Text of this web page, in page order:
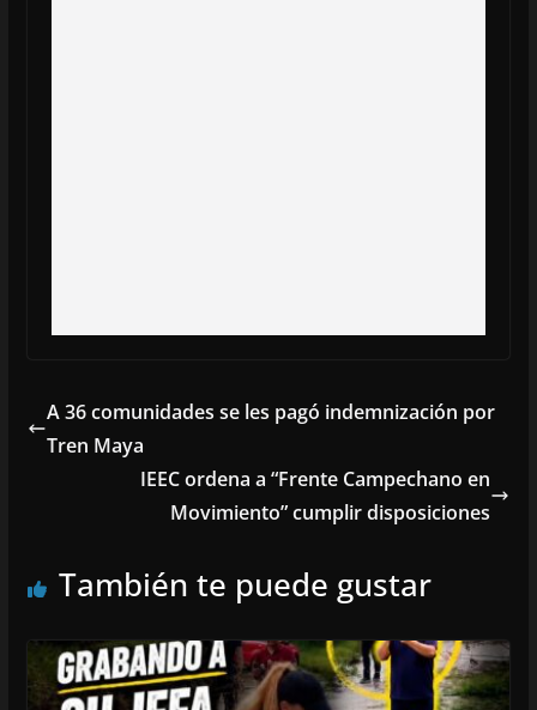
A 36 comunidades se les pagó indemnización por
Tren Maya
IEEC ordena a “Frente Campechano en
Movimiento” cumplir disposiciones
También te puede gustar